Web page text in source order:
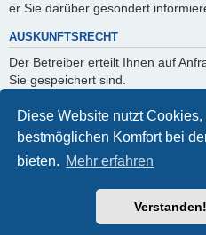
Diese Website nutzt
bestmöglichen Komfort bei
bieten. Mehr erfahren
Verstanden!
er Sie darüber gesondert
AUSKUNFTSRECHT
Der Betreiber erteilt Ihnen auf
Sie gespeichert sind.
Sie können jederzeit die
verlangen. Kontaktieren Sie hierzu
Powered byphpBB® Forum